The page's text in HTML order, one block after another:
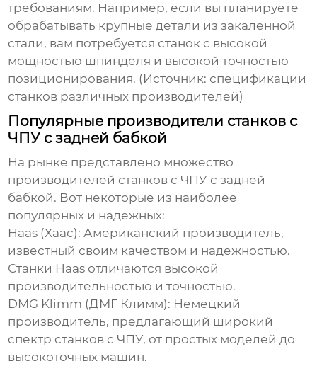
требованиям. Например, если вы планируете
обрабатывать крупные детали из закаленной
стали, вам потребуется станок с высокой
мощностью шпинделя и высокой точностью
позиционирования. (Источник: спецификации
станков различных производителей)
Популярные производители станков с
ЧПУ с задней бабкой
На рынке представлено множество
производителей станков с ЧПУ с задней
бабкой. Вот некоторые из наиболее
популярных и надежных:
Haas (Хаас): Американский производитель,
известный своим качеством и надежностью.
Станки Haas отличаются высокой
производительностью и точностью.
DMG Klimm (ДМГ Климм): Немецкий
производитель, предлагающий широкий
спектр станков с ЧПУ, от простых моделей до
высокоточных машин.